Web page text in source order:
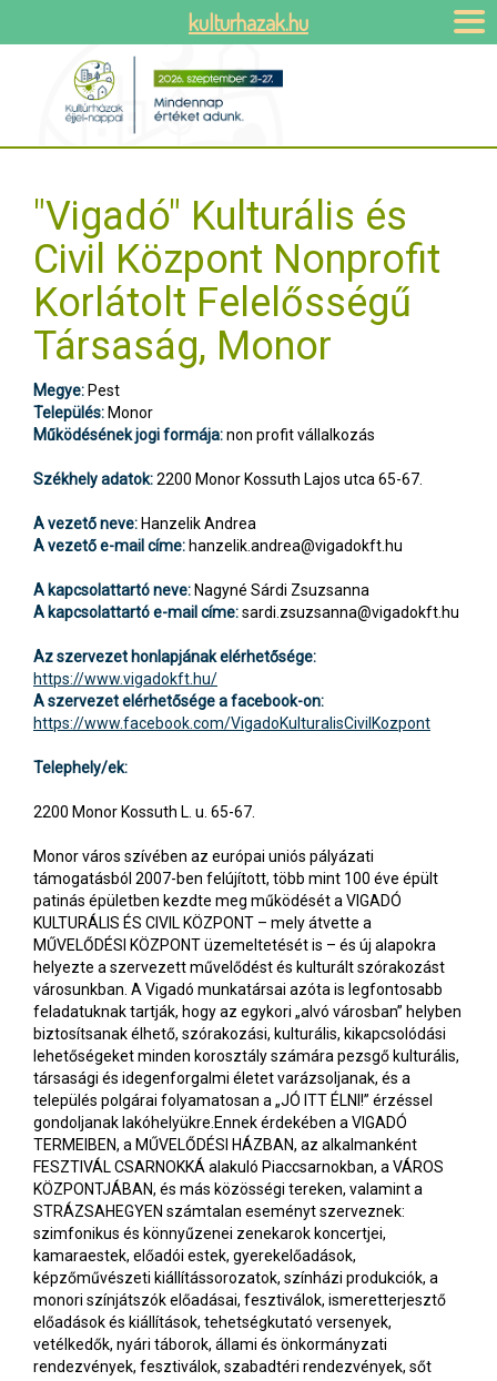
"Vigadó" Kulturális és
Civil Központ Nonprofit
Korlátolt Felelősségű
Társaság, Monor
Megye: Pest
Település: Monor
Működésének jogi formája:non profit vállalkozás
Székhely adatok:2200 Monor Kossuth Lajos utca 65-67.
A vezető neve: Hanzelik Andrea
A vezető e-mail címe: hanzelik.andrea@vigadokft.hu
A kapcsolattartó neve: Nagyné Sárdi Zsuzsanna
A kapcsolattartó e-mail címe:sardi.zsuzsanna@vigadokft.hu
Az szervezet honlapjának elérhetősége:
https://www.vigadokft.hu/
A szervezet elérhetősége a facebook-on:
https://www.facebook.com/VigadoKulturalisCivilKozpont
Telephely/ek:
2200 Monor Kossuth L. u. 65-67.
Monor város szívében az európai uniós pályázati
támogatásból 2007-ben felújított, több mint 100 éve épült
patinás épületben kezdte meg működését a VIGADÓ
KULTURÁLIS ÉS CIVIL KÖZPONT – mely átvette a
MŰVELŐDÉSI KÖZPONT üzemeltetését is – és új alapokra
helyezte a szervezett művelődést és kulturált szórakozást
városunkban. A Vigadó munkatársai azóta is legfontosabb
feladatuknak tartják, hogy az egykori „alvó városban” helyben
biztosítsanak élhető, szórakozási, kulturális, kikapcsolódási
lehetőségeket minden korosztály számára pezsgő kulturális,
társasági és idegenforgalmi életet varázsoljanak, és a
település polgárai folyamatosan a „JÓ ITT ÉLNI!” érzéssel
gondoljanak lakóhelyükre.Ennek érdekében a VIGADÓ
TERMEIBEN, a MŰVELŐDÉSI HÁZBAN, az alkalmanként
FESZTIVÁL CSARNOKKÁ alakuló Piaccsarnokban, a VÁROS
KÖZPONTJÁBAN, és más közösségi tereken, valamint a
STRÁZSAHEGYEN számtalan eseményt szerveznek:
szimfonikus és könnyűzenei zenekarok koncertjei,
kamaraestek, előadói estek, gyerekelőadások,
képzőművészeti kiállítássorozatok, színházi produkciók, a
monori színjátszók előadásai, fesztiválok, ismeretterjesztő
előadások és kiállítások, tehetségkutató versenyek,
vetélkedők, nyári táborok, állami és önkormányzati
rendezvények, fesztiválok, szabadtéri rendezvények, sőt
kulturhazak.hu